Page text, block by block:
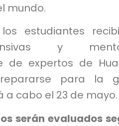
mundo.
estudiantes
y
de expertos de
para la
a cabo el 23 de mayo.
serán evaluados